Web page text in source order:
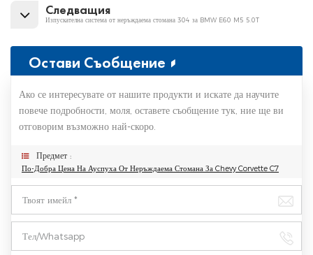
Следващия
Изпускателна система от неръждаема стомана 304 за BMW E60 M5 5.0T
Остави Съобщение
Ако се интересувате от нашите продукти и искате да научите
повече подробности, моля, оставете съобщение тук, ние ще ви
отговорим възможно най-скоро.
Предмет :
По-Добра Цена На Ауспуха От Неръждаема Стомана За Chevy Corvette C7